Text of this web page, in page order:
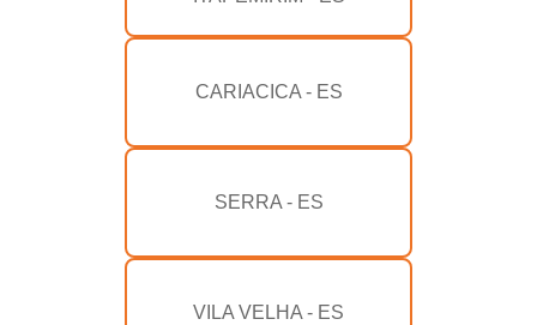
CARIACICA - ES
SERRA - ES
VILA VELHA - ES